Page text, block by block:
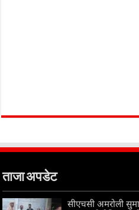
ताजा अपडेट
सीएचसी अमरोली